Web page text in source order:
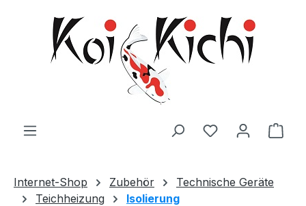
Zum Hauptinhalt springen
Internet-Shop Zubehör
Technische Geräte
Teichheizung
Isolierung